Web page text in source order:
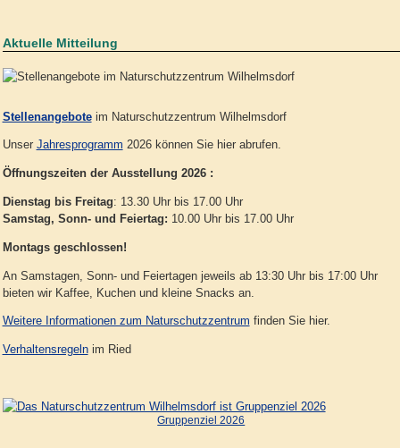
Aktuelle Mitteilung
Stellenangeboteim Naturschutzzentrum Wilhelmsdorf
Unser Jahresprogramm 2026 können Sie hier abrufen.
Öffnungszeiten der Ausstellung 2026 :
Dienstag bis Freitag: 13.30 Uhr bis 17.00 Uhr
Samstag, Sonn- und Feiertag: 10.00 Uhr bis 17.00 Uhr
Montags geschlossen!
An Samstagen, Sonn- und Feiertagen jeweils ab 13:30 Uhr bis 17:00 Uhr
bieten wir Kaffee, Kuchen und kleine Snacks an.
Weitere Informationen zum Naturschutzzentrum finden Sie hier.
Verhaltensregelnim Ried
Gruppenziel 2026